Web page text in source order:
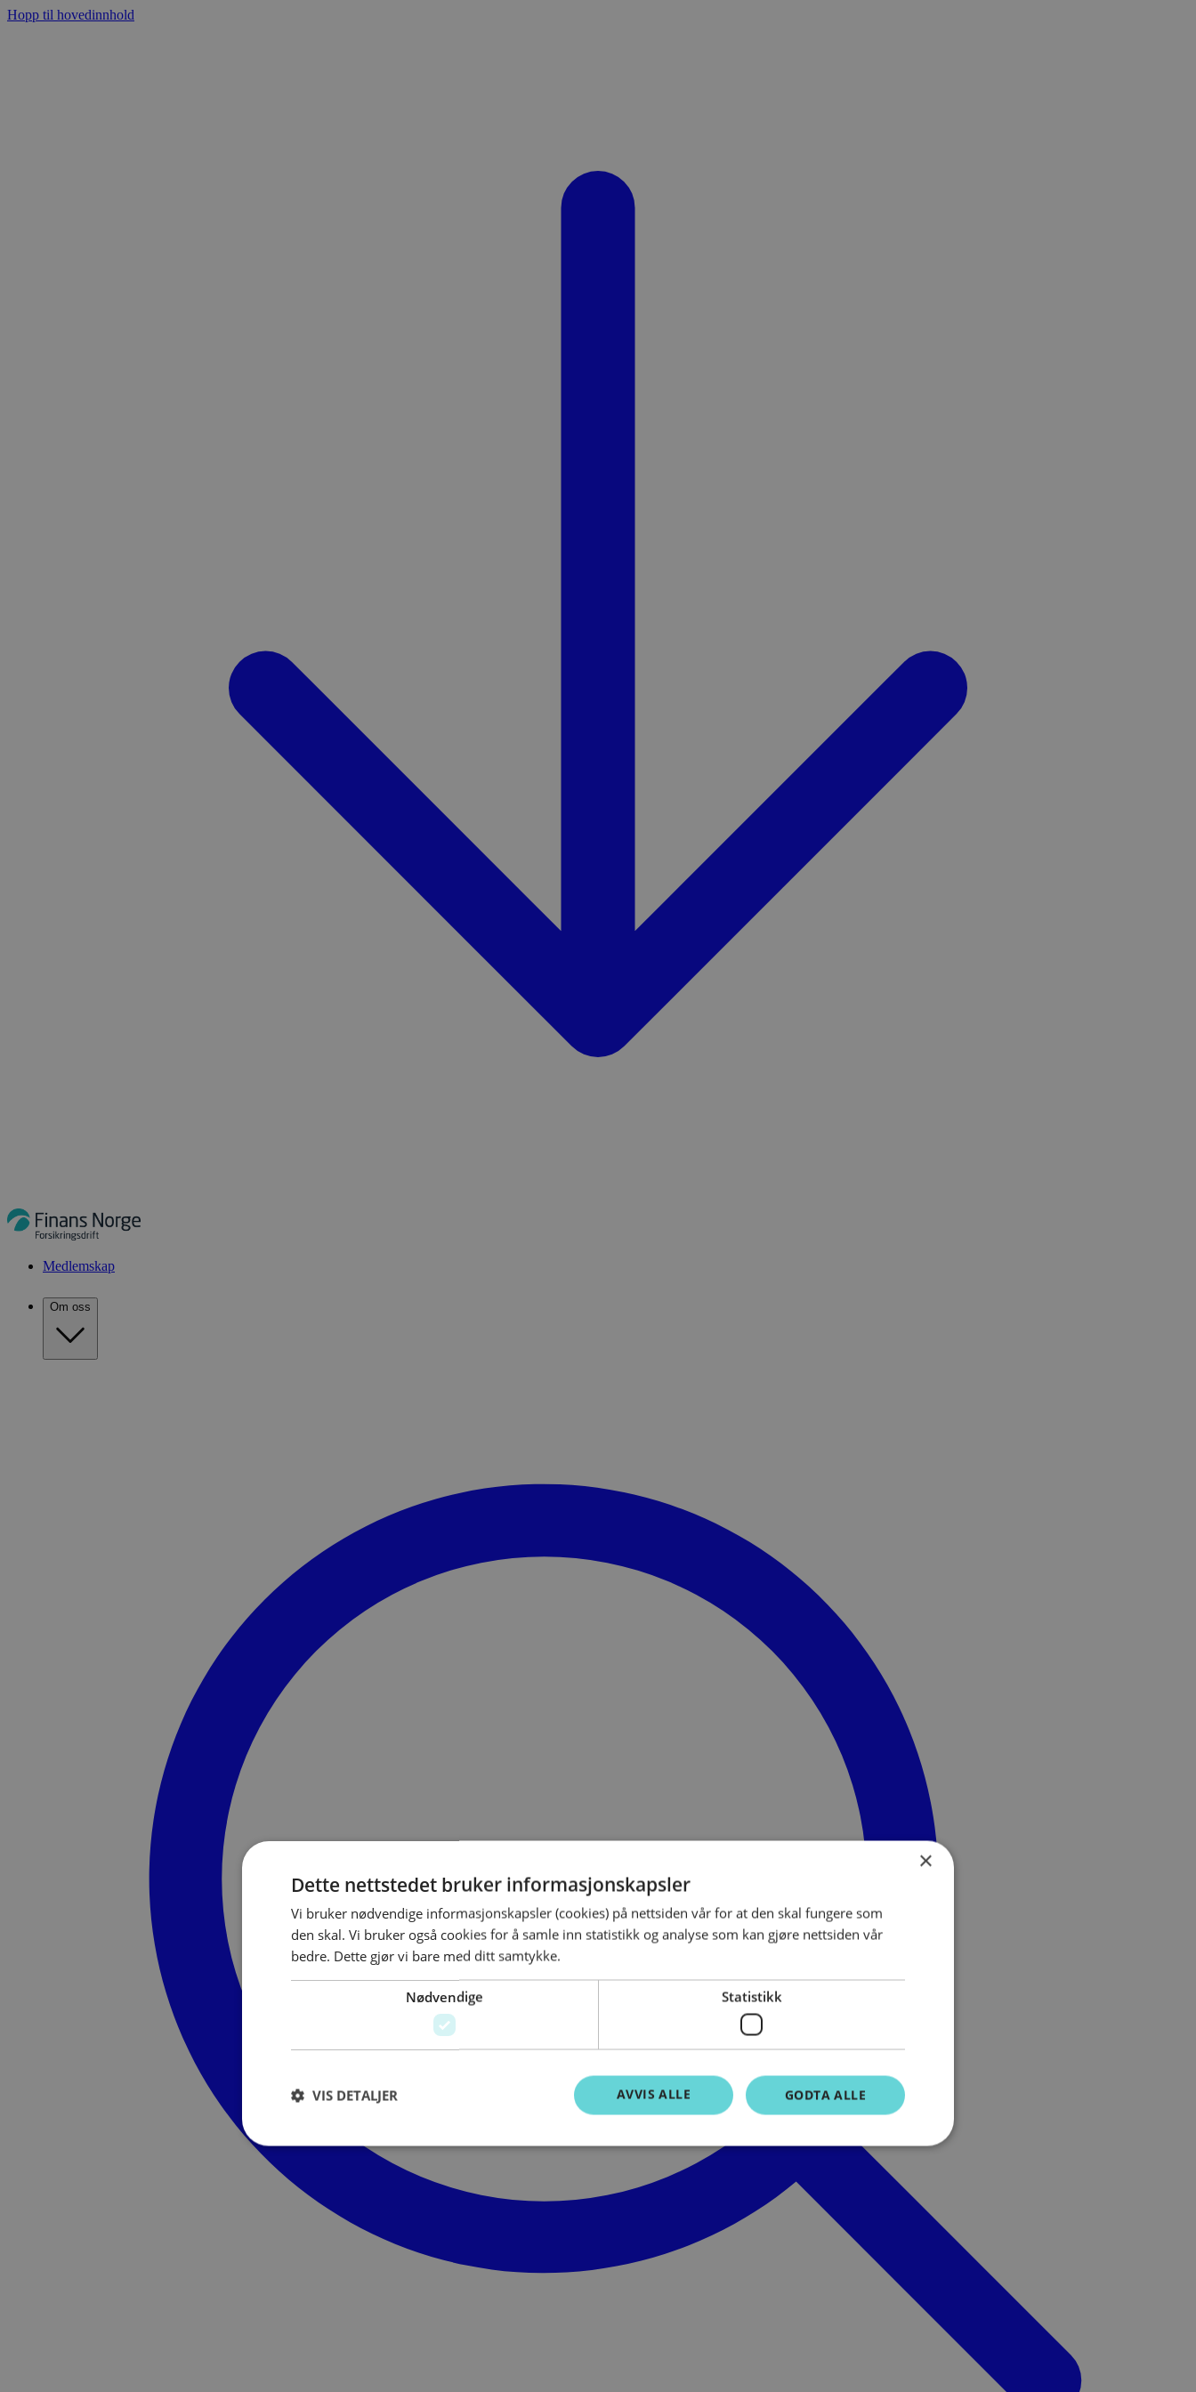
Hopp til hovedinnhold
Medlemskap
Om oss
×
Dette nettstedet bruker informasjonskapsler
Vi bruker nødvendige informasjonskapsler (cookies) på nettsiden vår for at den skal fungere som
den skal. Vi bruker også cookies for å samle inn statistikk og analyse som kan gjøre nettsiden vår
bedre. Dette gjør vi bare med ditt samtykke.
Nødvendige Statistikk
GODTA ALLE
AVVIS ALLE
VIS DETALJER